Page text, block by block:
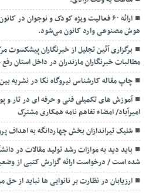
ارائه ۶۰ فعالیت ویژه کودک و نوجوان
هوش مصنوعی وارد کانون می‌شود.
مطالبات خبرنگاران مازندران در داخل استان
چاپ مقاله کارشناس نيروگاه نكا در نشریه بین
آموزش های تکمیلی فنی و حرفه ای در تار و
امیرآباد/ امضاء تفاهم نامه همکاری مشترک
شلیک تیراندازان بخش چهاردانگه به اهداف
باید دید به موازات رشد تولید مقالات در
شده است / درخواست ارائه گزارش کتبی از
ارزیابان در نظارت بر نانوایی ها نباید از حق